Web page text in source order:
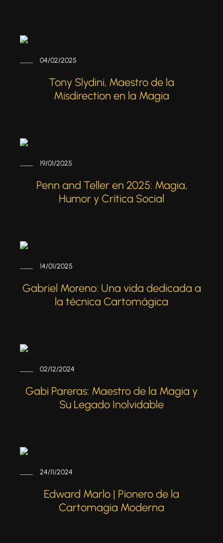
04/02/2025
Tony Slydini, Maestro de la
Misdirection en la Magia
19/01/2025
Penn and Teller en 2025: Magia,
Humor y Crítica Social
14/01/2025
Gabriel Moreno: Una vida dedicada a
la técnica Cartomágica
02/12/2024
Gabi Pareras: Maestro de la Magia y
Su Legado Inolvidable
24/11/2024
Edward Marlo | Pionero de la
Cartomagia Moderna